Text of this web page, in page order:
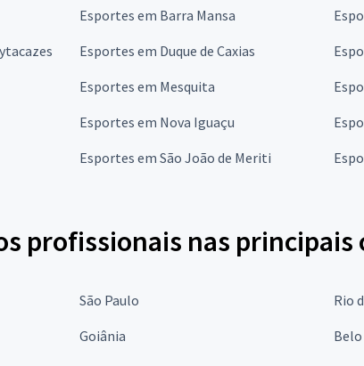
Esportes em Barra Mansa
Esportes em Duque de Caxias
Esportes em Mesquita
Esportes em Nova Iguaçu
Esportes em São João de Meriti
profissionais nas principais
São Paulo Rio
Goiânia